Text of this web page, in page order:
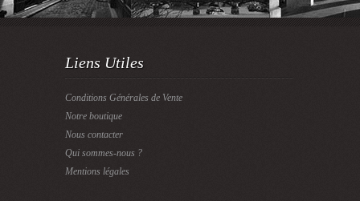
Liens Utiles
Conditions Générales de Vente
Notre boutique
Nous contacter
Qui sommes-nous ?
Mentions légales